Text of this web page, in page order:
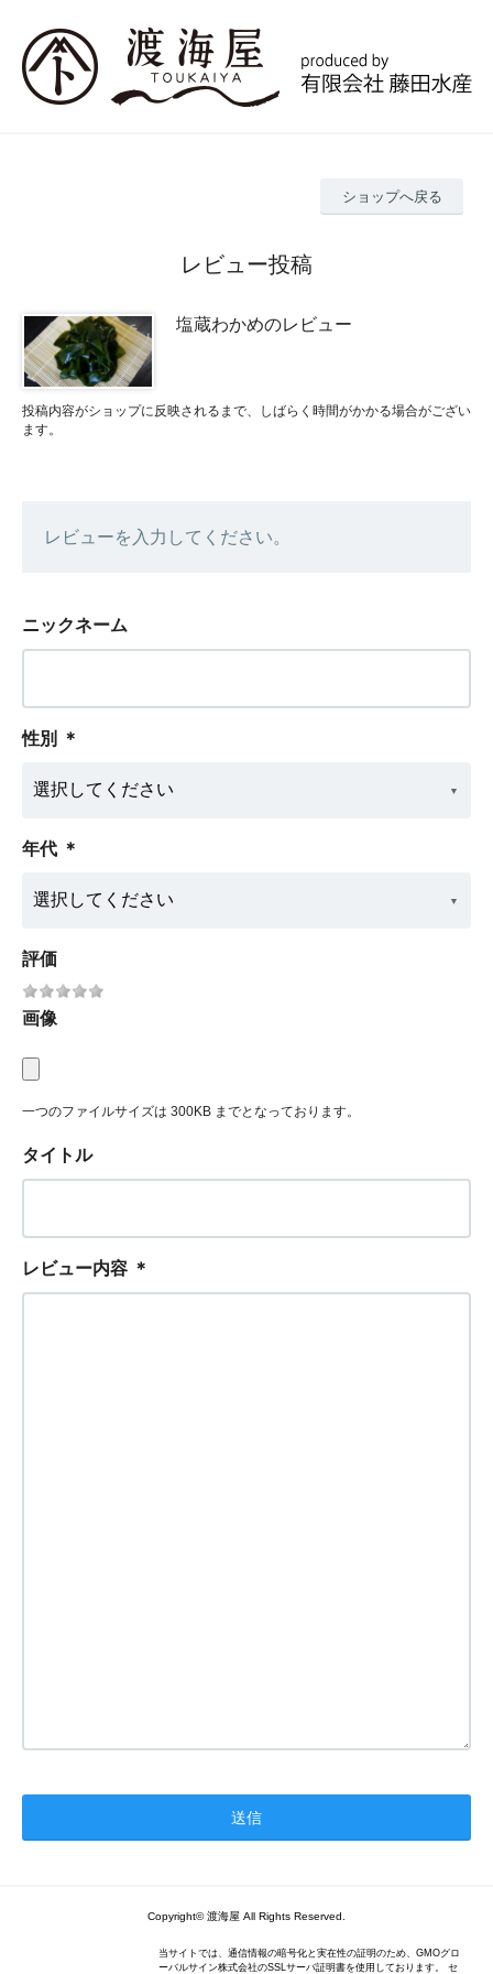
ショップへ戻る
レビュー投稿
塩蔵わかめのレビュー
投稿内容がショップに反映されるまで、しばらく時間がかかる場合がござい
ます。
レビューを入力してください。
ニックネーム
性別 ＊
年代 ＊
評価
画像
一つのファイルサイズは 300KB までとなっております。
タイトル
レビュー内容 ＊
Copyright© 渡海屋 All Rights Reserved.
当サイトでは、通信情報の暗号化と実在性の証明のため、GMOグロ
ーバルサイン株式会社のSSLサーバ証明書を使用しております。 セ